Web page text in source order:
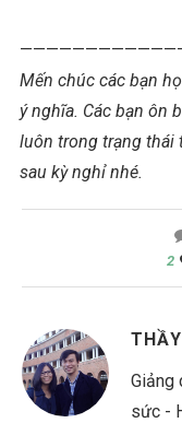
Mến chúc các bạn
ý nghĩa. Các bạn ôn
luôn trong trạng thái
sau kỳ nghỉ nhé.
2
Giảng
sức -